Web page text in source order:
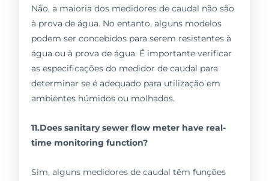
Não, a maioria dos medidores de caudal não são
à prova de água. No entanto, alguns modelos
podem ser concebidos para serem resistentes à
água ou à prova de água. É importante verificar
as especificações do medidor de caudal para
determinar se é adequado para utilização em
ambientes húmidos ou molhados.
11.Does sanitary sewer flow meter have real-
time monitoring function?
Sim, alguns medidores de caudal têm funções